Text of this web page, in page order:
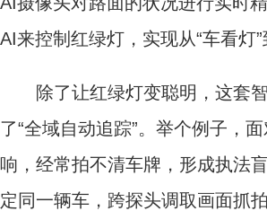
AI来控制红绿灯，实现从“车看灯
除了让红绿灯变聪明，这套智
了“全域自动追踪”。举个例子，
响，经常拍不清车牌，形成执法
定同一辆车，跨探头调取画面抓